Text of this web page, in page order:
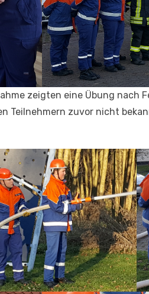
zeigten eine Übung
Teilnehmern zuvor nicht